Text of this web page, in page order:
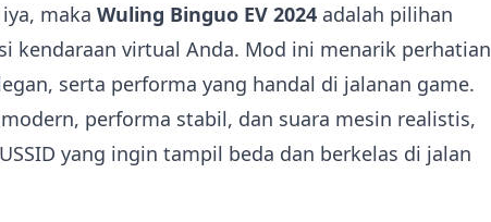
maka Wuling Binguo EV 2024 adalah pilihan
kendaraan virtual Anda. Mod ini menarik perhatian
serta performa yang handal di jalanan game.
performa stabil, dan suara mesin realistis,
yang ingin tampil beda dan berkelas di jalan